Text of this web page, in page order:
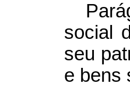
social
seu
e bens